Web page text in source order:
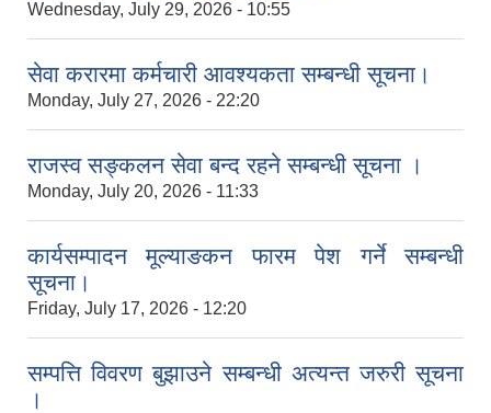
Wednesday, July 29, 2026 - 10:55
सेवा करारमा कर्मचारी आवश्यकता सम्बन्धी सूचना।
Monday, July 27, 2026 - 22:20
राजस्व सङ्कलन सेवा बन्द रहने सम्बन्धी सूचना ।
Monday, July 20, 2026 - 11:33
कार्यसम्पादन मूल्याङकन फारम पेश गर्ने सम्बन्धी
सूचना।
Friday, July 17, 2026 - 12:20
सम्पत्ति विवरण बुझाउने सम्बन्धी अत्यन्त जरुरी सूचना
।